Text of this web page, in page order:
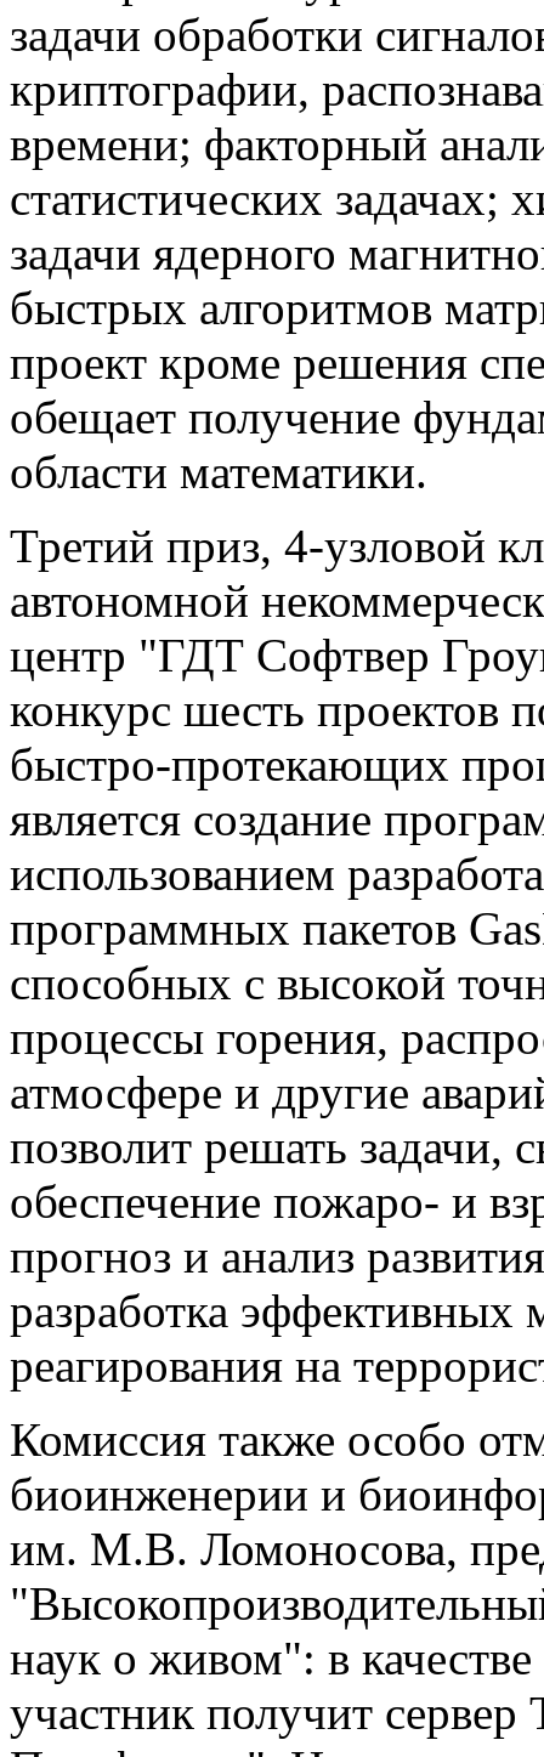
задачи обработки
криптографии,
времени; факторный
статистических задачах;
задачи ядерного
быстрых алгоритмов
проект кроме решения
обещает получение
области математики.
Третий приз, 4-узловой
автономной
центр "ГДТ Софтвер
конкурс шесть проектов
быстро-протекающих
является создание
использованием
программных пакетов
способных с высокой
процессы горения,
атмосфере и другие
позволит решать задачи,
обеспечение пожаро- и
прогноз и анализ
разработка
реагирования на
Комиссия также особо
биоинженерии и
им. М.В. Ломоносова,
наук о живом": в
участник получит